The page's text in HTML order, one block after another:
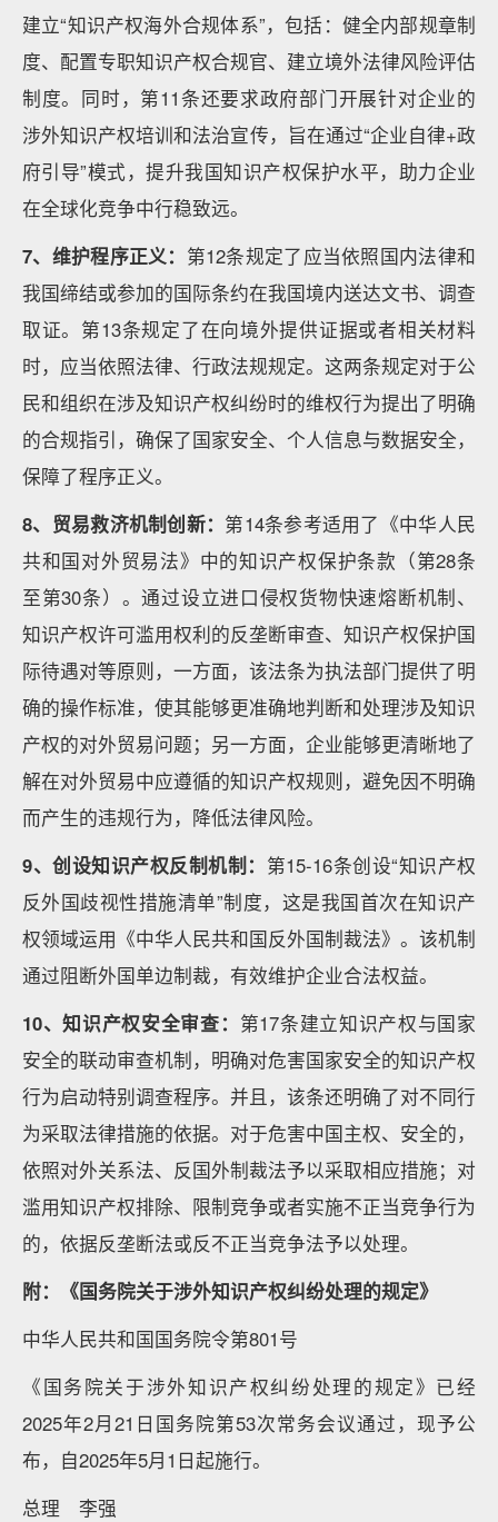
建立“知识产权海外合规体系”，包括：健全内部规章制
度、配置专职知识产权合规官、建立境外法律风险评估
制度。同时，第11条还要求政府部门开展针对企业的
涉外知识产权培训和法治宣传，旨在通过“企业自律+政
府引导”模式，提升我国知识产权保护水平，助力企业
在全球化竞争中行稳致远。
7、维护程序正义： 第12条规定了应当依照国内法律和
我国缔结或参加的国际条约在我国境内送达文书、调查
取证。第13条规定了在向境外提供证据或者相关材料
时，应当依照法律、行政法规规定。这两条规定对于公
民和组织在涉及知识产权纠纷时的维权行为提出了明确
的合规指引，确保了国家安全、个人信息与数据安全，
保障了程序正义。
8、贸易救济机制创新： 第14条参考适用了《中华人民
共和国对外贸易法》中的知识产权保护条款（第28条
至第30条）。通过设立进口侵权货物快速熔断机制、
知识产权许可滥用权利的反垄断审查、知识产权保护国
际待遇对等原则，一方面，该法条为执法部门提供了明
确的操作标准，使其能够更准确地判断和处理涉及知识
产权的对外贸易问题；另一方面，企业能够更清晰地了
解在对外贸易中应遵循的知识产权规则，避免因不明确
而产生的违规行为，降低法律风险。
9、创设知识产权反制机制： 第15-16条创设“知识产权
反外国歧视性措施清单”制度，这是我国首次在知识产
权领域运用《中华人民共和国反外国制裁法》。该机制
通过阻断外国单边制裁，有效维护企业合法权益。
10、知识产权安全审查： 第17条建立知识产权与国家
安全的联动审查机制，明确对危害国家安全的知识产权
行为启动特别调查程序。并且，该条还明确了对不同行
为采取法律措施的依据。对于危害中国主权、安全的，
依照对外关系法、反国外制裁法予以采取相应措施；对
滥用知识产权排除、限制竞争或者实施不正当竞争行为
的，依据反垄断法或反不正当竞争法予以处理。
附：
《国务院关于涉外知识产权纠纷处理的规定》
中华人民共和国国务院令第801号
《国务院关于涉外知识产权纠纷处理的规定》已经
2025年2月21日国务院第53次常务会议通过，现予公
布，自2025年5月1日起施行。
总理 李强